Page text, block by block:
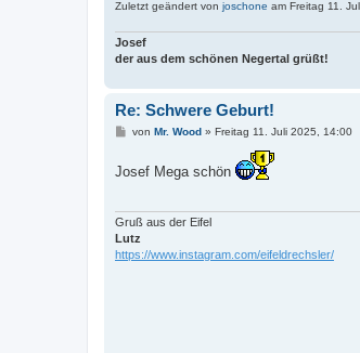
Zuletzt geändert von joschone am Freitag 11.
Josef
der aus dem schönen Negertal grüßt!
Re: Schwere Geburt!
B
t
von Mr. Wood» Freitag 11. Juli 2025, 14:00
Josef Mega schön
Gruß aus der Eifel
Lutz
https://www.instagram.com/eifeldrechsler/